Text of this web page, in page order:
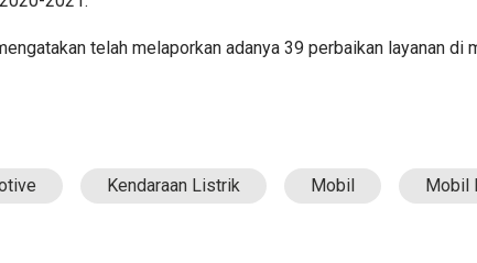
telah melaporkan adanya 39 perbaikan layanan di
Kendaraan Listrik Mobil Mobil